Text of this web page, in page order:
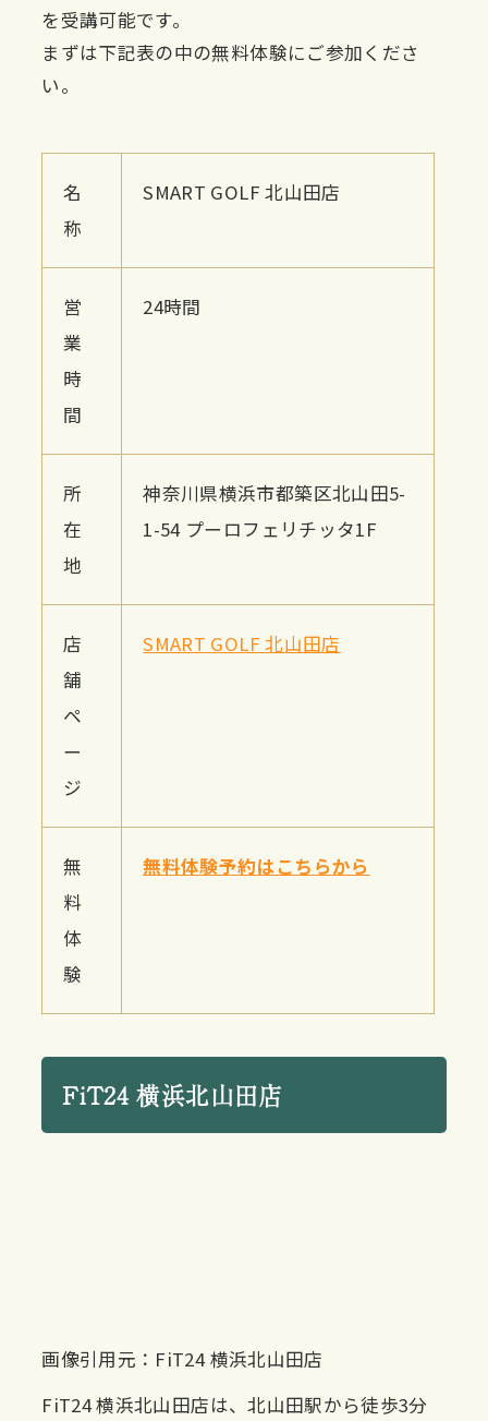
を受講可能です。
まずは下記表の中の無料体験にご参加くださ
い。
名
称
SMART GOLF 北山田店
営
業
時
間
24時間
所
在
地
神奈川県横浜市都築区北山田5-
1-54 プーロフェリチッタ1F
店
舗
ペ
ー
ジ
SMART GOLF 北山田店
無
料
体
験
無料体験予約はこちらから
FiT24 横浜北山田店
画像引用元：FiT24 横浜北山田店
FiT24 横浜北山田店は、北山田駅から徒歩3分